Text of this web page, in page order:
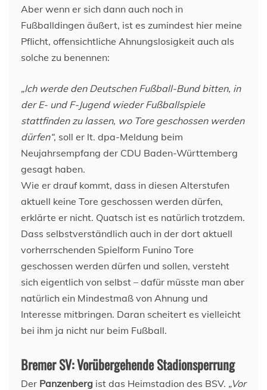
Aber wenn er sich dann auch noch in
Fußballdingen äußert, ist es zumindest hier meine
Pflicht, offensichtliche Ahnungslosigkeit auch als
solche zu benennen:
„Ich werde den Deutschen Fußball-Bund bitten, in
der E- und F-Jugend wieder Fußballspiele
stattfinden zu lassen, wo Tore geschossen werden
dürfen“, soll er lt. dpa-Meldung beim
Neujahrsempfang der CDU Baden-Württemberg
gesagt haben.
Wie er drauf kommt, dass in diesen Alterstufen
aktuell keine Tore geschossen werden dürfen,
erklärte er nicht. Quatsch ist es natürlich trotzdem.
Dass selbstverständlich auch in der dort aktuell
vorherrschenden Spielform Funino Tore
geschossen werden dürfen und sollen, versteht
sich eigentlich von selbst – dafür müsste man aber
natürlich ein Mindestmaß von Ahnung und
Interesse mitbringen. Daran scheitert es vielleicht
bei ihm ja nicht nur beim Fußball.
Bremer SV: Vorübergehende Stadionsperrung
Der Panzenberg ist das Heimstadion des BSV. „Vor